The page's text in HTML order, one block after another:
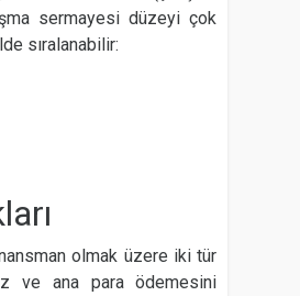
sermayesi düzeyi çok
sıralanabilir:
olmak üzere iki tür
ve ana para ödemesini